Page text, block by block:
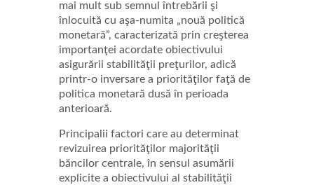
mai mult sub semnul întrebării şi
înlocuită cu aşa-numita „nouă politică
monetară”, caracterizată prin creşterea
importanţei acordate obiectivului
asigurării stabilităţii preţurilor, adică
printr-o inversare a priorităţilor faţă de
politica monetară dusă în perioada
anterioară.
Principalii factori care au determinat
revizuirea priorităţilor majorităţii
băncilor centrale, în sensul asumării
explicite a obiectivului al stabilităţii